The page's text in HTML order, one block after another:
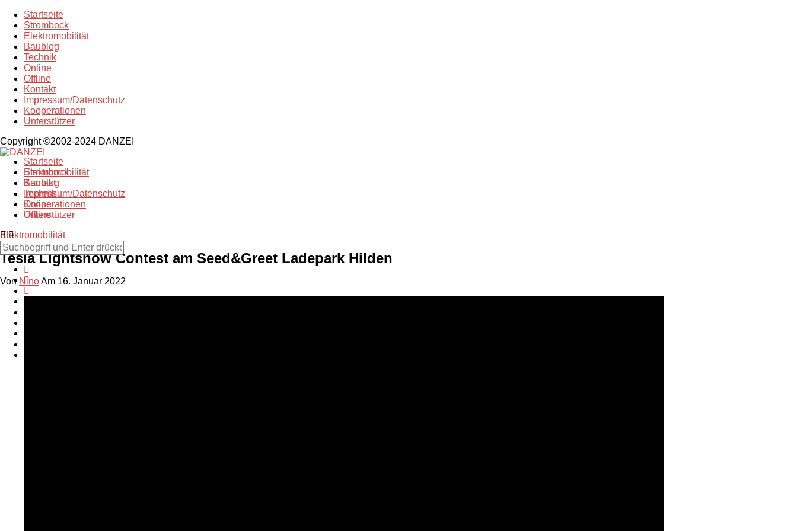
Startseite
Strombock
Elektromobilität
Baublog
Technik
Online
Offline
Kontakt
Impressum/Datenschutz
Kooperationen
Unterstützer
Copyright ©2002-2024 DANZEI
Startseite
Strombock
Kontakt
Impressum/Datenschutz
Kooperationen
Unterstützer
Elektromobilität
Baublog
Technik
Online
Offline
Elektromobilität
Tesla Lightshow Contest am Seed&Greet Ladepark Hilden
Von NinoAm 16. Januar 2022